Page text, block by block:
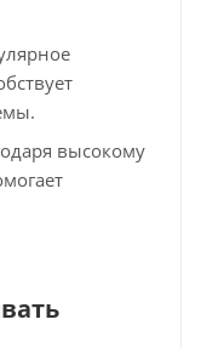
высокому